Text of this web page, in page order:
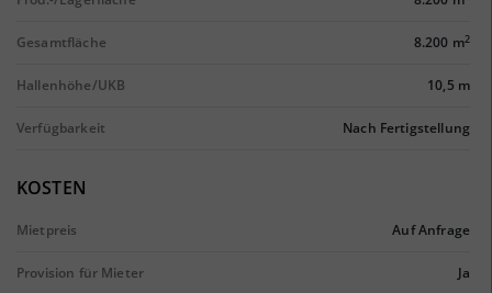
Gesamtfläche 8.200 m2
Hallenhöhe/UKB 10,5 m
Verfügbarkeit Nach Fertigstellung
KOSTEN
Mietpreis Auf Anfrage
Provision für Mieter Ja